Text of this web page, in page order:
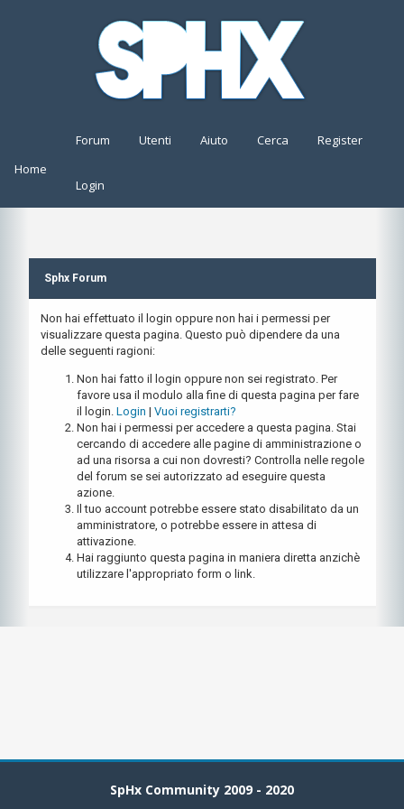
Home
Forum Utenti Aiuto Cerca Register
Login
Sphx Forum
Non hai effettuato il login oppure non hai i permessi per
visualizzare questa pagina. Questo può dipendere da una
delle seguenti ragioni:
Non hai fatto il login oppure non sei registrato. Per
favore usa il modulo alla fine di questa pagina per fare
il login. Login | Vuoi registrarti?
Non hai i permessi per accedere a questa pagina. Stai
cercando di accedere alle pagine di amministrazione o
ad una risorsa a cui non dovresti? Controlla nelle regole
del forum se sei autorizzato ad eseguire questa
azione.
Il tuo account potrebbe essere stato disabilitato da un
amministratore, o potrebbe essere in attesa di
attivazione.
Hai raggiunto questa pagina in maniera diretta anzichè
utilizzare l'appropriato form o link.
SpHx Community 2009 - 2020